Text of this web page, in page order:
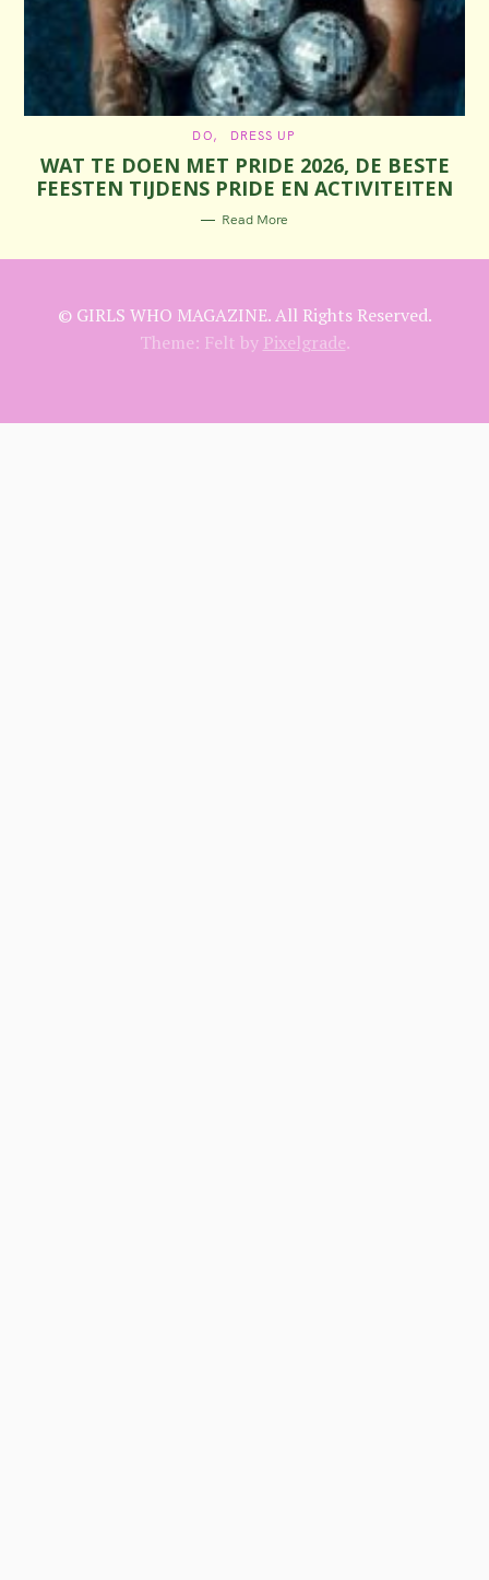
C
T
E
G
O
R
I
DO DRESS UP
WAT TE DOEN MET PRIDE 2026, DE BESTE
FEESTEN TIJDENS PRIDE EN ACTIVITEITEN
Read More
© GIRLS WHO MAGAZINE. All Rights Reserved.
Theme: Felt by Pixelgrade.